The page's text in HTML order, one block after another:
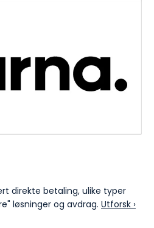
direkte betaling, ulike typer
løsninger og avdrag. Utforsk ›